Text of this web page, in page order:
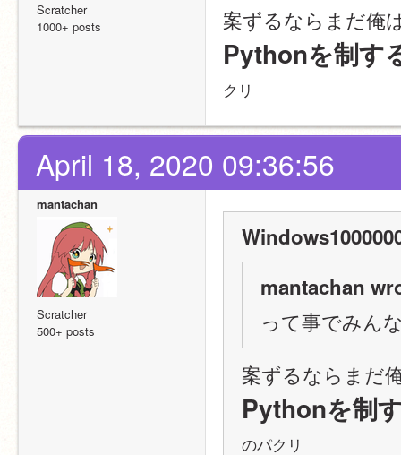
Scratcher
1000+ posts
案ずるならまだ俺
Pythonを制す
クリ
April 18, 2020 09:36:56
mantachan
Scratcher
500+ posts
mantachan
って事でみん
案ずるならまだ
Pythonを制
のパクリ